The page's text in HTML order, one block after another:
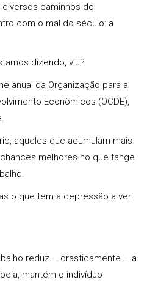
caminhos do
com o mal do século: a
dizendo, viu?
anual da Organização para a
Econômicos (OCDE),
aqueles que acumulam mais
melhores no que tange
o que tem a depressão a ver
reduz – drasticamente – a
mantém o indivíduo